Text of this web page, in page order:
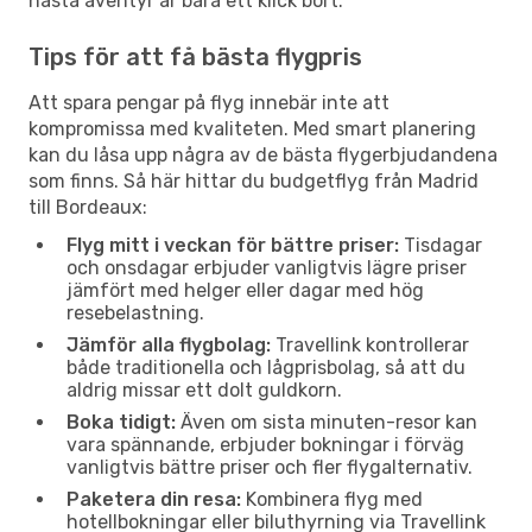
Tips för att få bästa flygpris
Att spara pengar på flyg innebär inte att
kompromissa med kvaliteten. Med smart planering
kan du låsa upp några av de bästa flygerbjudandena
som finns. Så här hittar du budgetflyg från Madrid
till Bordeaux:
Flyg mitt i veckan för bättre priser: Tisdagar
och onsdagar erbjuder vanligtvis lägre priser
jämfört med helger eller dagar med hög
resebelastning.
Jämför alla flygbolag: Travellink kontrollerar
både traditionella och lågprisbolag, så att du
aldrig missar ett dolt guldkorn.
Boka tidigt: Även om sista minuten-resor kan
vara spännande, erbjuder bokningar i förväg
vanligtvis bättre priser och fler flygalternativ.
Paketera din resa: Kombinera flyg med
hotellbokningar eller biluthyrning via Travellink